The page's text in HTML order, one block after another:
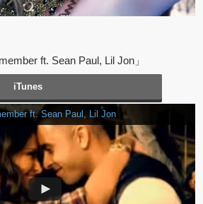
ft. Sean Paul, Lil Jon」
iTunes
ft. Sean Paul, Lil Jon